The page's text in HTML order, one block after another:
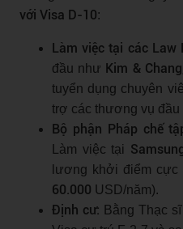
với Visa D-10:
Làm việc tại các Law
đầu như Kim &
tuyển dụng chuyên
trợ các thương vụ
Bộ phận Pháp chế
Làm việc tại
lương khởi điểm cực
60.000 USD/năm).
Định cư: Bằng Thạc